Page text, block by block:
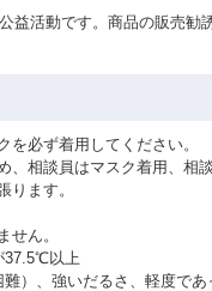
益活動です。商品の販売勧
を必ず着用してください。
、相談員はマスク着用、相
ります。
せん。
37.5℃以上
）、強いだるさ、軽度であ